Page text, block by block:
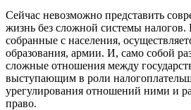
Сейчас невозможно представить
жизнь без сложной системы налогов.
собранные с населения,
образования, армии. И, само собой
сложные отношения между
выступающим в роли
урегулирования отношений ними и
право.